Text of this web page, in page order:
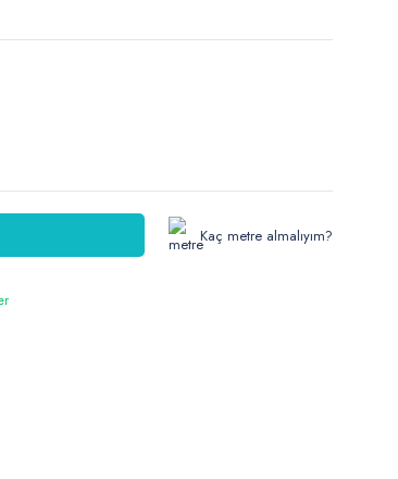
Kaç metre almalıyım?